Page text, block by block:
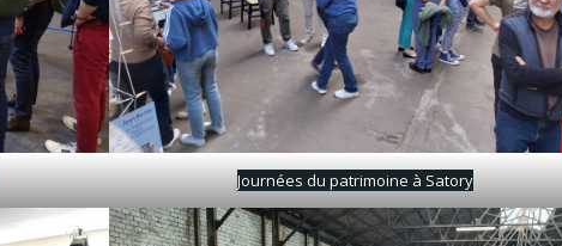
Journées du patrimoine à Satory